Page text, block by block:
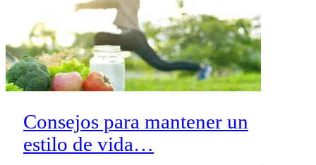
Consejos para mantener un
estilo de vida…